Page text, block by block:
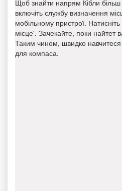
Щоб знайти напрям Кібли
включіть службу визначення
мобільному пристрої.
місце'. Зачекайте, поки найтет
Таким чином, швидко навчитеся
для компаса.